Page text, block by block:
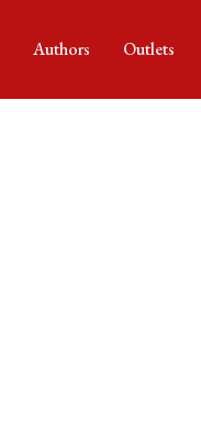
Authors Outlets